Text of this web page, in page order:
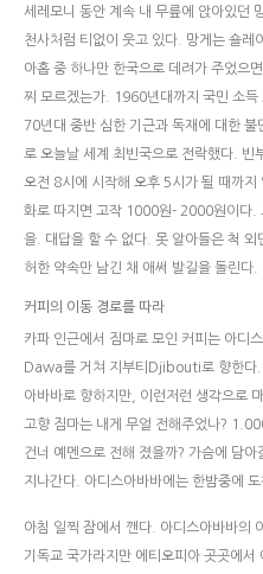
세레모니 동안 계속 내 무릎에 앉아있던
천사처럼 티없이 웃고 있다. 망게는 숄레
아홉 중 하나만 한국으로 데려가 주었으
찌 모르겠는가. 1960년대까지 국민 소
70년대 중반 심한 기근과 독재에 대한
로 오늘날 세계 최빈국으로 전락했다. 빈
오전 8시에 시작해 오후 5시가 될 때까
화로 따지면 고작 1000원- 2000원이다.
을. 대답을 할 수 없다. 못 알아들은 척
허한 약속만 남긴 채 애써 발길을 돌린다.
커피의 이동 경로를 따라
카파 인근에서 짐마로 모인 커피는 아디
Dawa를 거쳐 지부티Djibouti로 향한다.
아바바로 향하지만, 이런저런 생각으로
고향 짐마는 내게 무얼 전해주었나?
건너 예멘으로 전해 졌을까? 가슴에 담
지나간다. 아디스아바바에는 한밤중에
아침 일찍 잠에서 깬다. 아디스아바바의
기독교 국가라지만 에티오피아 곳곳에